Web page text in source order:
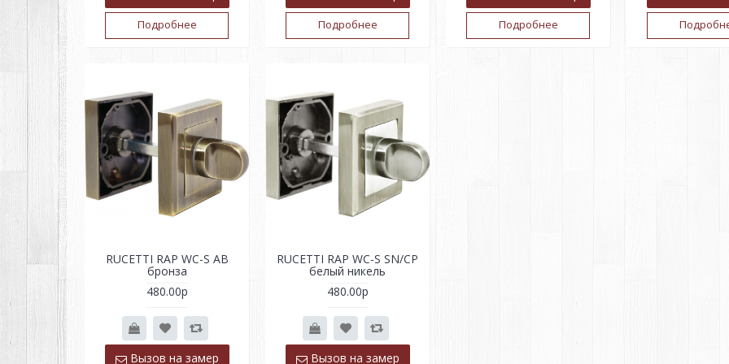
Подробнее Подробнее Подробнее
RUCETTI RAP WC-S AB
бронза
480.00р
Вызов на замер
RUCETTI RAP WC-S SN/CP
белый никель
480.00р
Вызов на замер